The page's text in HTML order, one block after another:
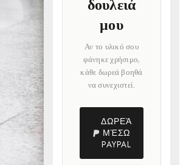
δουλειά
μου
Αν το υλικό σου
φάνηκε χρήσιμο,
κάθε δωρεά βοηθά
να συνεχιστεί.
ΔΩΡΕΆ
ΜΈΣΩ
PAYPAL